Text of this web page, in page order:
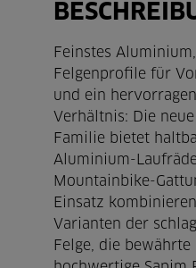
Feinstes
Felgenprofile für
und ein
Verhältnis: Die
Familie bietet
Aluminium-
Mountainbike-
Einsatz
Varianten der
Felge, die bewährte